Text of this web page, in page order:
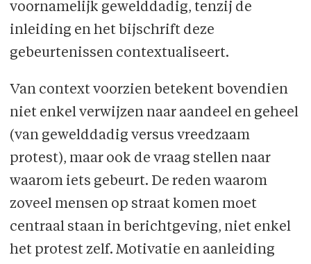
voornamelijk gewelddadig, tenzij de
inleiding en het bijschrift deze
gebeurtenissen contextualiseert.
Van context voorzien betekent bovendien
niet enkel verwijzen naar aandeel en geheel
(van gewelddadig versus vreedzaam
protest), maar ook de vraag stellen naar
waarom iets gebeurt. De reden waarom
zoveel mensen op straat komen moet
centraal staan in berichtgeving, niet enkel
het protest zelf. Motivatie en aanleiding